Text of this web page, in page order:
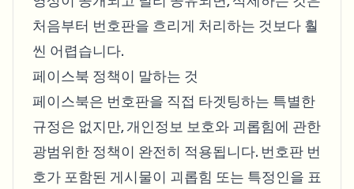
처음부터 번호판을 흐리게 처리하는 것보다 훨
씬 어렵습니다.
페이스북 정책이 말하는 것
페이스북은 번호판을 직접 타겟팅하는 특별한
규정은 없지만, 개인정보 보호와 괴롭힘에 관한
광범위한 정책이 완전히 적용됩니다. 번호판 번
호가 포함된 게시물이 괴롭힘 또는 특정인을 표